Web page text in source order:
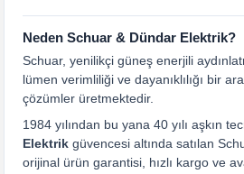
Neden Schuar & Dündar Elektrik?
Schuar, yenilikçi güneş enerjili
lümen verimliliği ve dayanıklılığı bir
çözümler üretmektedir.
1984 yılından bu yana 40 yılı aşkın
Elektrik güvencesi altında satılan
orijinal ürün garantisi, hızlı kargo ve